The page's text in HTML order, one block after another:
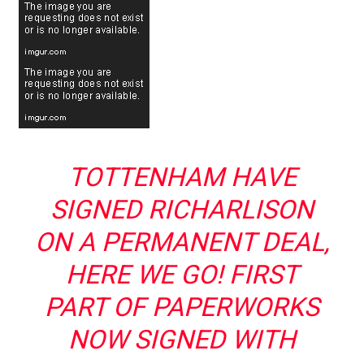
TOTTENHAM HAVE
SIGNED RICHARLISON
ON A PERMANENT DEAL,
HERE WE GO! FIRST
PART OF PAPERWORKS
NOW SIGNED WITH